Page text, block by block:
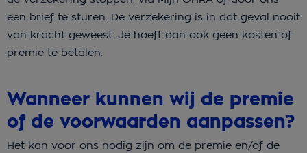
een brief te sturen. De verzekering is in dat geval nooit
van kracht geweest. Je hoeft dan ook geen kosten of
premie te betalen.
Wanneer kunnen wij de premie
of de voorwaarden aanpassen?
Het kan voor ons nodig zijn om de premie en/of de